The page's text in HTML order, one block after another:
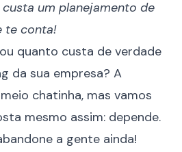
um planejamento de
te conta!
quanto custa de verdade
da sua empresa? A
chatinha, mas vamos
mesmo assim: depende.
a gente ainda!